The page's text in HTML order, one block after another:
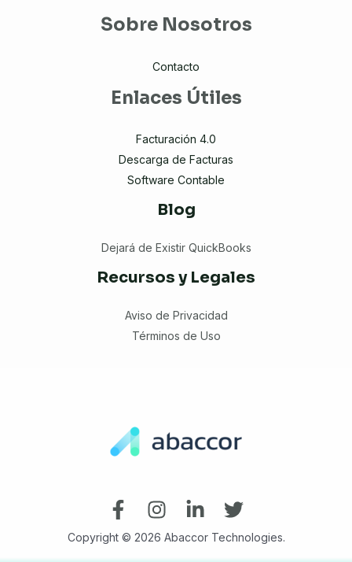
Sobre Nosotros
Contacto
Enlaces Útiles
Facturación 4.0
Descarga de Facturas
Software Contable
Blog
Dejará de Existir QuickBooks
Recursos y Legales
Aviso de Privacidad
Términos de Uso
Copyright © 2026 Abaccor Technologies.